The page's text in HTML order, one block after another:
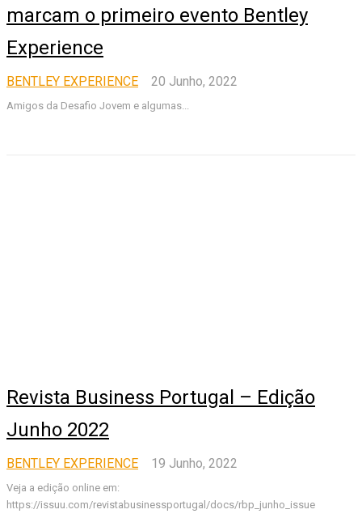
marcam o primeiro evento Bentley
Experience
BENTLEY EXPERIENCE 20 Junho, 2022
Amigos da Desafio Jovem e algumas...
Revista Business Portugal – Edição
Junho 2022
BENTLEY EXPERIENCE 19 Junho, 2022
Veja a edição online em:
https://issuu.com/revistabusinessportugal/docs/rbp_junho_issue